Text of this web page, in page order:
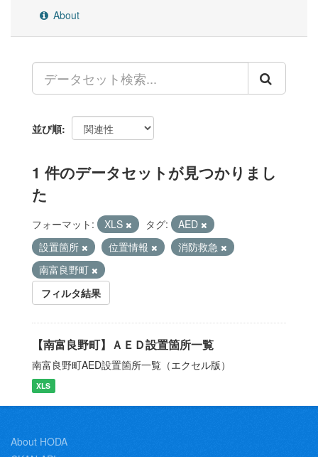
About
並び順
1 件のデータセットが見つかりまし
た
フォーマット: XLS タグ:
AED
設置箇所
位置情報
消防救急
南富良野町
フィルタ結果
【南富良野町】ＡＥＤ設置箇所一覧
南富良野町AED設置箇所一覧（エクセル版）
XLS
About HODA